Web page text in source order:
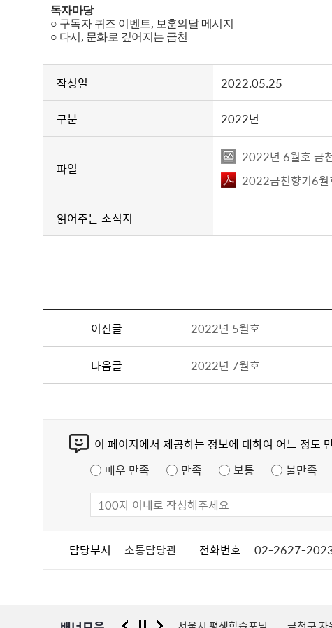
독자마당
○ 구독자 퀴즈 이벤트, 보훈의달 메시지
○ 다시 , 문화로 깊어지는 금천
작성일 2022.05.25
구분 2022년
파일
2022년 6월호 금
2022금천향기6
읽어주는 소식지
이전글 2022년 5월호
다음글 2022년 7월호
이 페이지에서 제공하는 정보에 대하여 어느 정도
매우 만족
만족 보통 불만족
담당부서 소통담당관 전화번호 02-2627-